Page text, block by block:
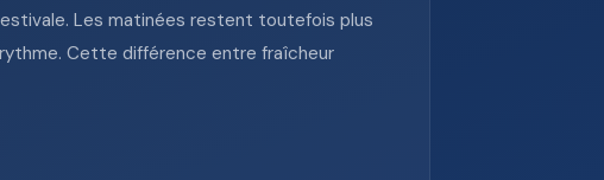
Les matinées restent toutefois plus
Cette différence entre fraîcheur